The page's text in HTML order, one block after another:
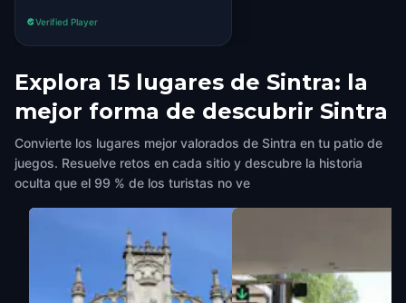
Verified Player
Explora 15 lugares de Sintra: la
mejor forma de descubrir Sintra
Convierte los lugares mejor valorados de Sintra en tu patio de
juegos. Resuelve retos en cada sitio y descubre la historia
oculta que el 99 % de los turistas no ve